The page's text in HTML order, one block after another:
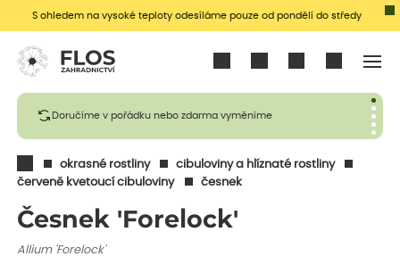
S ohledem na vysoké teploty odesíláme pouze od pondělí do středy
Doručíme v pořádku nebo zdarma vyměníme
okrasné rostliny
cibuloviny a hlíznaté rostliny
červeně kvetoucí cibuloviny
česnek
Česnek 'Forelock'
Allium 'Forelock'